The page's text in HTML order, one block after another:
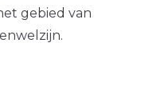
gebied van